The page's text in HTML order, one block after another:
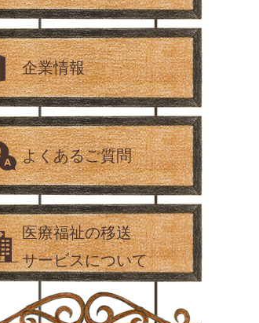
企業情報
よくあるご質問
医療福祉の移送
サービスについて